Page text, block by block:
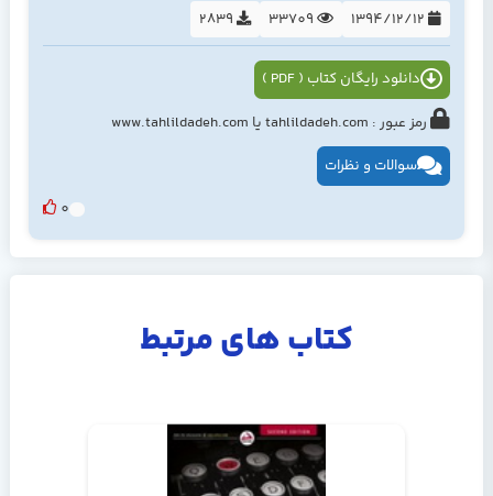
2839
دانلود رایگان کتاب ( PDF )
رمز عبور : tahlildadeh.com یا www.tahlildadeh.com
سوالات و نظرات
0
کتاب های مرتبط